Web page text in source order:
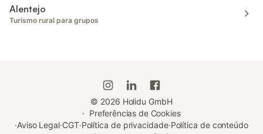
Alentejo
Turismo rural para grupos
© 2026 Holidu GmbH
· Preferências de Cookies
·Aviso Legal·CGT·Política de privacidade·Política de conteúdo